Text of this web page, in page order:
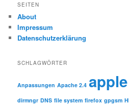
SEITEN
About
Impressum
Datenschutzerklärung
SCHLAGWÖRTER
Anpassungen Apache 2.4 apple
dirmngr DNS file system firefox gpgsm